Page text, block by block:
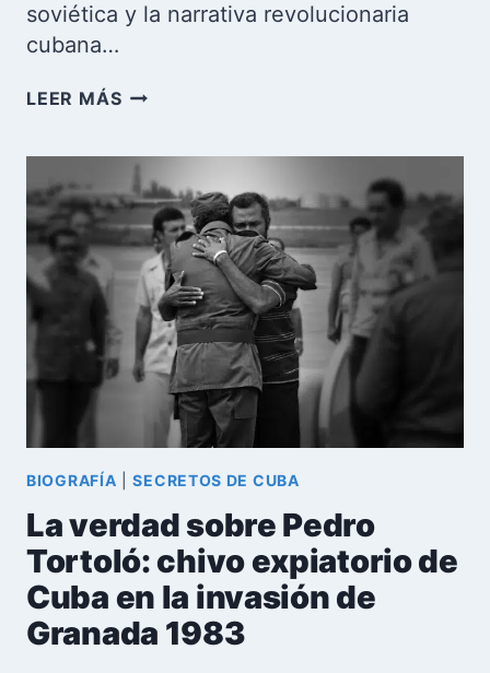
soviética y la narrativa revolucionaria
cubana…
LEER MÁSARNALDO
COSMONAUTA
CUBANO
QUE
LLEVÓ
LA
GUERRA
FRÍA
AL
ESPACIO
BIOGRAFÍA |SECRETOS DE CUBA
La verdad sobre Pedro
Tortoló: chivo expiatorio de
Cuba en la invasión de
Granada 1983